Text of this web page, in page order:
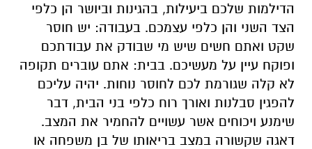
הדילמות שלכם ביעילות, בהגינות וביושר הן כלפי
הצד השני והן כלפי עצמכם. בעבודה: יש חוסר
שקט ואתם חשים שיש מי שבודק את עבודתכם
ופוקח עיין על מעשיכם. בבית: אתם עוברים תקופה
לא קלה שגורמת לכם לחוסר נוחות. יהיה עליכם
להפגין סבלנות ואורך רוח כלפי בני הבית, דבר
שימנע ויכוחים אשר עשויים להחמיר את המצב.
דאגה שקשורה במצב בריאותו של בן משפחה או